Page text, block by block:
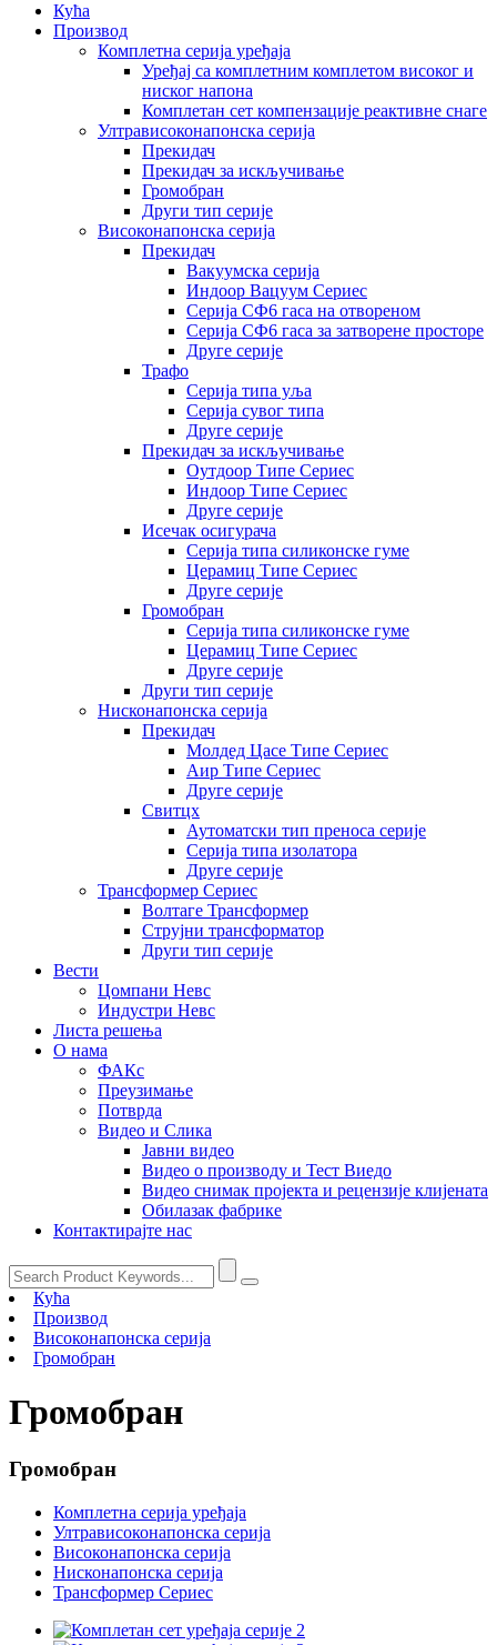
Кућа
Производ
Комплетна серија уређаја
Уређај са комплетним комплетом високог и
ниског напона
Комплетан сет компензације реактивне снаге
Ултрависоконапонска серија
Прекидач
Прекидач за искључивање
Громобран
Други тип серије
Високонапонска серија
Прекидач
Вакуумска серија
Индоор Вацуум Сериес
Серија СФ6 гаса на отвореном
Серија СФ6 гаса за затворене просторе
Друге серије
Трафо
Серија типа уља
Серија сувог типа
Друге серије
Прекидач за искључивање
Оутдоор Типе Сериес
Индоор Типе Сериес
Друге серије
Исечак осигурача
Серија типа силиконске гуме
Церамиц Типе Сериес
Друге серије
Громобран
Серија типа силиконске гуме
Церамиц Типе Сериес
Друге серије
Други тип серије
Нисконапонска серија
Прекидач
Молдед Цасе Типе Сериес
Аир Типе Сериес
Друге серије
Свитцх
Аутоматски тип преноса серије
Серија типа изолатора
Друге серије
Трансформер Сериес
Волтаге Трансформер
Струјни трансформатор
Други тип серије
Вести
Цомпани Невс
Индустри Невс
Листа решења
О нама
ФАКс
Преузимање
Потврда
Видео и Слика
Јавни видео
Видео о производу и Тест Виедо
Видео снимак пројекта и рецензије клијената
Обилазак фабрике
Контактирајте нас
Кућа
Производ
Високонапонска серија
Громобран
Громобран
Громобран
Комплетна серија уређаја
Ултрависоконапонска серија
Високонапонска серија
Нисконапонска серија
Трансформер Сериес